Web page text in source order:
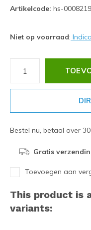
Artikelcode: hs-0008219
Niet op voorraad:
Bestel nu, betaal over
Gratis
Toevoegen aan
This product is
variants: